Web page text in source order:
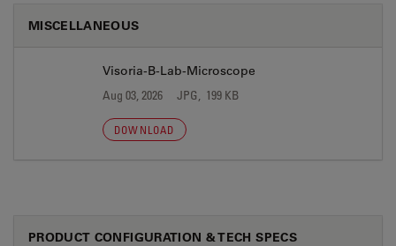
MISCELLANEOUS
Visoria-B-Lab-Microscope
Aug 03, 2026 JPG, 199 KB
DOWNLOAD
PRODUCT CONFIGURATION & TECH SPECS